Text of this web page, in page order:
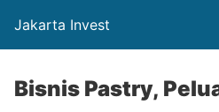
Jakarta Invest
Bisnis Pastry,